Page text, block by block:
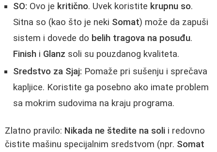
SO: Ovo je kritično. Uvek koristite krupnu so.
Sitna so (kao što je neki Somat) može da zapuši
sistem i dovede do belih tragova na posuđu.
Finish i Glanz soli su pouzdanog kvaliteta.
Sredstvo za Sjaj: Pomaže pri sušenju i sprečava
kapljice. Koristite ga posebno ako imate problem
sa mokrim sudovima na kraju programa.
Zlatno pravilo: Nikada ne štedite na soli i redovno
čistite mašinu specijalnim sredstvom (npr. Somat